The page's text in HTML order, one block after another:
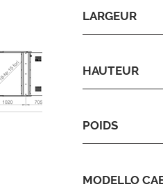
LARGEUR
HAUTEUR
POIDS
MODELLO